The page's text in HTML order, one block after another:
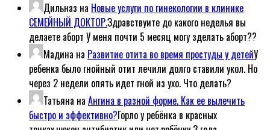
Дильназ на Новые услуги по гинекологии в клинике
СЕМЕЙНЫЙ ДОКТОР.Здравствуите до какого неделья вы
делаете аборт У меня почти 5 месяц могу зделать аборт??
Мадина на Развитие отита во время простуды у детейУ
ребенка было гнойный отит лечили долго ставили укол. Но
через 2 недели опять идет гной из ухо. Что делать?
Татьяна на Ангина в разной форме. Как ее вылечить
быстро и эффективно?Горло у ребёнка в красных